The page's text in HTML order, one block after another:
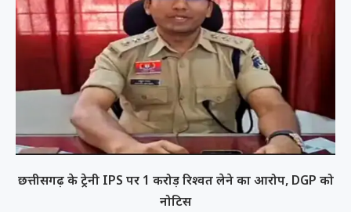
छत्तीसगढ़ के ट्रेनी IPS पर 1 करोड़ रिश्वत लेने का आरोप, DGP को
नोटिस